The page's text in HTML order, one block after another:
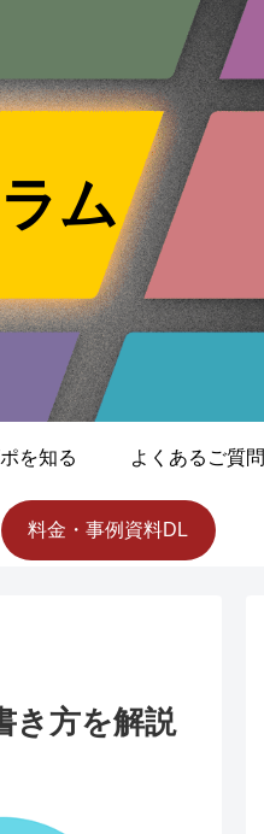
ム
を知る よくあるご質問
料金・事例資料DL
き方を解説